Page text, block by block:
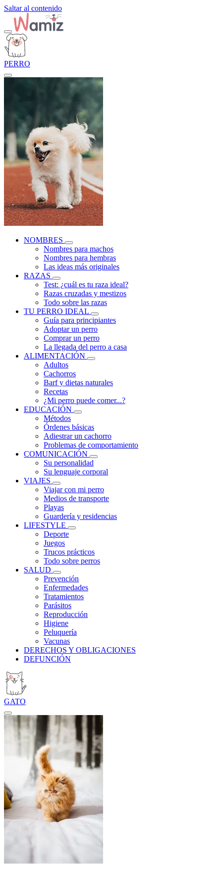
Saltar al contenido
PERRO
NOMBRES
Nombres para machos
Nombres para hembras
Las ideas más originales
RAZAS
Test: ¿cuál es tu raza ideal?
Razas cruzadas y mestizos
Todo sobre las razas
TU PERRO IDEAL
Guía para principiantes
Adoptar un perro
Comprar un perro
La llegada del perro a casa
ALIMENTACIÓN
Adultos
Cachorros
Barf y dietas naturales
Recetas
¿Mi perro puede comer...?
EDUCACIÓN
Métodos
Órdenes básicas
Adiestrar un cachorro
Problemas de comportamiento
COMUNICACIÓN
Su personalidad
Su lenguaje corporal
VIAJES
Viajar con mi perro
Medios de transporte
Playas
Guardería y residencias
LIFESTYLE
Deporte
Juegos
Trucos prácticos
Todo sobre perros
SALUD
Prevención
Enfermedades
Tratamientos
Parásitos
Reproducción
Higiene
Peluquería
Vacunas
DERECHOS Y OBLIGACIONES
DEFUNCIÓN
GATO